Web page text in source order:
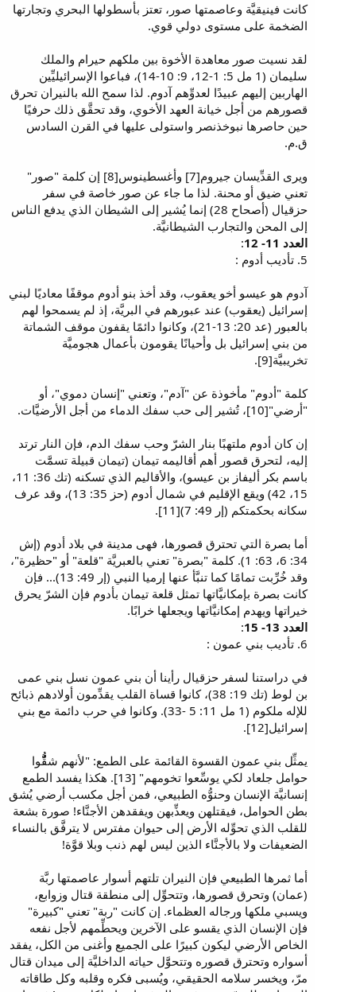
كانت فينيقيَّة وعاصمتها صور، تعتز بأسطولها البحري وتجارتها
الضخمة على مستوى دولي قوي.
لقد نسيت صور معاهدة الأخوة بين ملكهم حيرام والملك
سليمان (1 مل 5: 1-12، 9: 10-14)، فباعوا الإسرائيليِّين
الهاربين إليهم عبيدًا لعدوِّهم آدوم. لذا سمح الله بالنيران تحرق
قصورهم من أجل خيانة العهد الأخوي، وقد تحقَّق ذلك حرفيًا
حين حاصرها نبوخذنصر واستولى عليها في القرن السادس
ق.م.
ويرى القدِّيسان جيروم[7] وأغسطينوس[8] إن كلمة "صور"
تعني ضيق أو محنة. لذا ما جاء عن صور خاصة في سفر
حزقيال (أصحاح 28) إنما يُشير إلى الشيطان الذي يدفع الناس
إلى المحن والتجارب الشيطانيَّة.
العدد 11- 12
:
5. تأديب أدوم :
آدوم هو عيسو أخو يعقوب، وقد أخذ بنو أدوم موقفًا معاديًا لبني
إسرائيل (يعقوب) عند عبورهم في البريَّة، إذ لم يسمحوا لهم
بالعبور (عد 20: 13-21)، وكانوا دائمًا يقفون موقف الشماتة
من بني إسرائيل بل وأحيانًا يقومون بأعمال هجوميَّة
تخريبيَّة[9].
كلمة "أدوم" مأخوذة عن "آدم"، وتعني "إنسان دموي"، أو
"أرضي"[10]، تُشير إلى حب سفك الدماء من أجل الأرضيَّات.
إن كان أدوم ملتهبًا بنار الشرّ وحب سفك الدم، فإن النار ترتد
إليه، لتحرق قصور أهم أقاليمه تيمان (تيمان قبيلة تسمََّت
باسم بكر أليفاز بن عيسو)، والأقاليم الذي تسكنه (تك 36: 11،
15، 42) ويقع الإقليم في شمال أدوم (حز 35: 13)، وقد عرف
سكانه بحكمتكم (إر 49: 7)[11].
أما بصرة التي تحترق قصورها، فهى مدينة في بلاد أدوم (إش
34: 6، 63: 1). كلمة "بصرة" تعني بالعبريَّة "قلعة" أو "حظيرة"،
وقد خُرِّبت تمامًا كما تنبَّأ عنها إرميا النبي (إر 49: 13)... فإن
كانت بصرة بإمكانيَّاتها تمثل قلعة تيمان بأدوم فإن الشرّ يحرق
خيراتها ويهدم إمكانيَّاتها ويجعلها خرابًا.
العدد 13- 15
:
6. تأديب بني عمون :
في دراستنا لسفر حزقيال رأينا أن بني عمون نسل بني عمى
بن لوط (تك 19: 38)، كانوا قساة القلب يقدِّمون أولادهم ذبائح
للإله ملكوم (1 مل 11: 5 -33). وكانوا في حرب دائمة مع بني
إسرائيل[12].
يمثِّل بني عمون القسوة القائمة على الطمع: "لأنهم شقُُّّوا
حوامل جلعاد لكي يوسِّعوا تخومهم" [13]. هكذا يفسد الطمع
إنسانيَّة الإنسان وحنوُّه الطبيعي، فمن أجل مكسب أرضي يُشق
بطن الحوامل، فيقتلهن ويعذِّبهن ويفقدهن الأجنَّاء! صورة بشعة
للقلب الذي تحوِّله الأرض إلى حيوان مفترس لا يترفَّق بالنساء
الضعيفات ولا بالأجنَّاء الذين ليس لهم ذنب وبلا قوَّة!
أما ثمرها الطبيعي فإن النيران تلتهم أسوار عاصمتها ربَّة
(عمان) وتحرق قصورها، وتتحوِّل إلى منطقة قتال وزوابع،
ويسبي ملكها ورجاله العظماء. إن كانت "ربة" تعني "كبيرة"
فإن الإنسان الذي يقسو على الآخرين ويحطِّمهم لأجل نفعه
الخاص الأرضي ليكون كبيرًا على الجميع وأغنى من الكل، يفقد
أسواره وتحترق قصوره وتتحوََّل حياته الداخليَّة إلى ميدان قتال
مرّ، ويخسر سلامه الحقيقي، ويُسبى فكره وقلبه وكل طاقاته